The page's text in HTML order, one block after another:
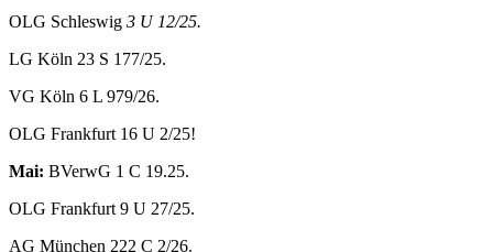
OLG Schleswig 3 U 12/25.
LG Köln 23 S 177/25.
VG Köln 6 L 979/26.
OLG Frankfurt 16 U 2/25!
Mai: BVerwG 1 C 19.25.
OLG Frankfurt 9 U 27/25.
AG München 222 C 2/26.